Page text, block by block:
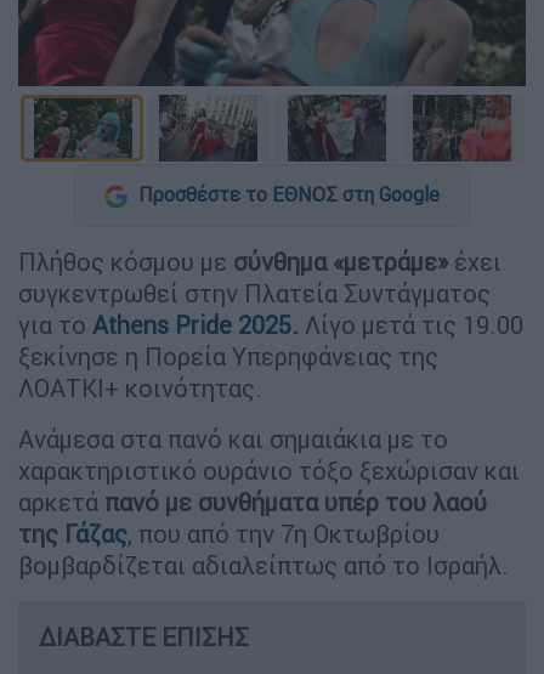
Προσθέστε το ΕΘΝΟΣ στη Google
Πλήθος κόσμου με σύνθημα «μετράμε» έχει
συγκεντρωθεί στην Πλατεία Συντάγματος
για το Athens Pride 2025. Λίγο μετά τις 19.00
ξεκίνησε η Πορεία Υπερηφάνειας της
ΛΟΑΤΚΙ+ κοινότητας.
Ανάμεσα στα πανό και σημαιάκια με το
χαρακτηριστικό ουράνιο τόξο ξεχώρισαν και
αρκετά πανό με συνθήματα υπέρ του λαού
της Γάζας, που από την 7η Οκτωβρίου
βομβαρδίζεται αδιαλείπτως από το Ισραήλ.
ΔΙΑΒΑΣΤΕ ΕΠΙΣΗΣ